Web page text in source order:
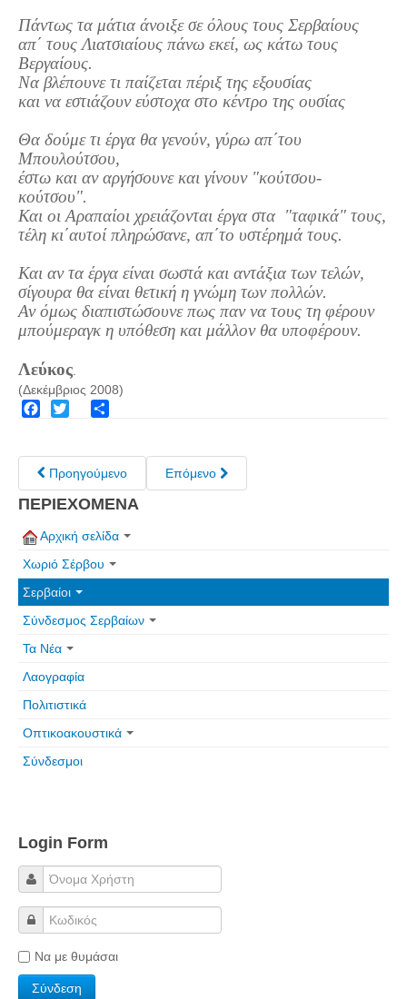
Θέματα και δράσεις Συνδέσμου
Ανακοινώσεις
Η ιστοσελίδα μας
Χάρτης του Site (Sitemap)
Επικοινωνία
Τα Νέα
Τα Τελευταία Νέα
Αυτοί που έφυγαν για πάντα
Επιτυχίες - Διακρίσεις
Μηνύματα Επισκεπτών
παλιά αρχειοθετημένα
Λαογραφία
Πολιτιστικά
Φωτορεπορτάζ
Δημοτικά Τραγούδια
Videos
Albums Φωτογραφιών
Παλιές Φωτογραφίες του 1930
Πετρόκτιστα Σπίτια - Εκκλησίες
Πανοραμικές φωτογραφίες
Σύνδεσμοι
Πάντως τα μάτια άνοιξε σε όλους τους Σερβαίους
απ΄ τους Λιατσιαίους πάνω εκεί, ως κάτω τους
Βεργαίους.
Να βλέπουνε τι παίζεται πέριξ της εξουσίας
και να εστιάζουν εύστοχα στο κέντρο της ουσίας
Θα δούμε τι έργα θα γενούν, γύρω απ΄του
Μπουλούτσου,
έστω και αν αργήσουνε και γίνουν "κούτσου-
κούτσου".
Και οι Αραπαίοι χρειάζονται έργα στα "ταφικά" τους,
τέλη κι΄αυτοί πληρώσανε, απ΄το υστέρημά τους.
Και αν τα έργα είναι σωστά και αντάξια των τελών,
σίγουρα θα είναι θετική η γνώμη των πολλών.
Αν όμως διαπιστώσουνε πως παν να τους τη φέρουν
μπούμεραγκ η υπόθεση και μάλλον θα υποφέρουν.
Λεύκος
(Δεκέμβριος 2008)
Προηγούμενο Επόμενο
ΠΕΡΙΕΧΟΜΕΝΑ
Αρχική σελίδα
Χωριό Σέρβου
Σερβαίοι
Σύνδεσμος Σερβαίων
Τα Νέα
Λαογραφία
Πολιτιστικά
Οπτικοακουστικά
Σύνδεσμοι
Login Form
Να με θυμάσαι